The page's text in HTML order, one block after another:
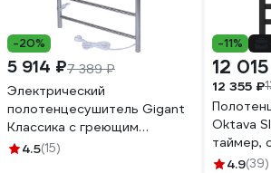
-20%
5 914 ₽7 389 ₽
Электрический
полотенцесушитель Gigant
Классика с греющим
кабелем 500x800 PEG-03-
4.5(15)
-11%
12
12 355 ₽
Oktava
таймер,
4.9(39)